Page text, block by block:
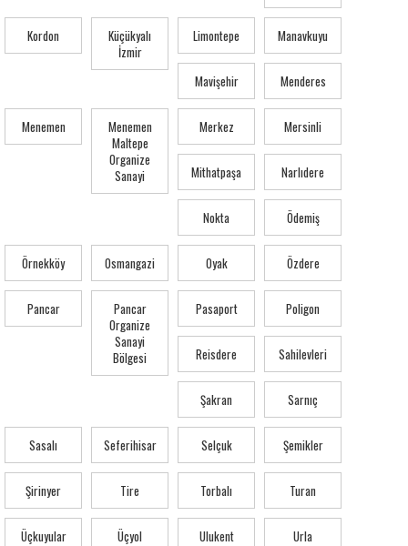
Kordon
Küçükyalı
İzmir
Limontepe Manavkuyu
Mavişehir Menderes
Menemen
Menemen
Maltepe
Organize
Sanayi
Merkez Mersinli
Mithatpaşa Narlıdere
Nokta Ödemiş
Örnekköy Osmangazi Oyak Özdere
Pancar
Pancar
Organize
Sanayi
Bölgesi
Pasaport Poligon
Reisdere Sahilevleri
Şakran Sarnıç
Sasalı Seferihisar Selçuk Şemikler
Şirinyer Tire Torbalı Turan
Üçkuyular Üçyol Ulukent Urla